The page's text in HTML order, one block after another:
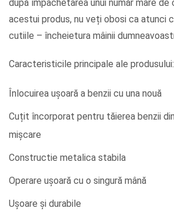
după împachetarea unui număr mare
acestui produs, nu veți obosi ca atunci
cutiile – încheietura mâinii
Caracteristicile principale ale produsului:
Înlocuirea ușoară a benzii cu una nouă
Cuțit încorporat pentru tăierea benzii
mișcare
Constructie metalica stabila
Operare ușoară cu o singură mână
Ușoare și durabile